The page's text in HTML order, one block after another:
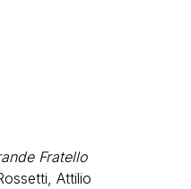
Fratello
Attilio